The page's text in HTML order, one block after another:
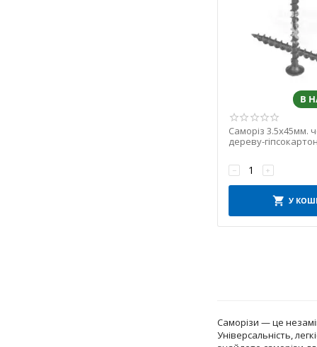
В
Саморіз 3.5х45мм.
дереву-
+
−
У
Саморізи — це
Універсальність,